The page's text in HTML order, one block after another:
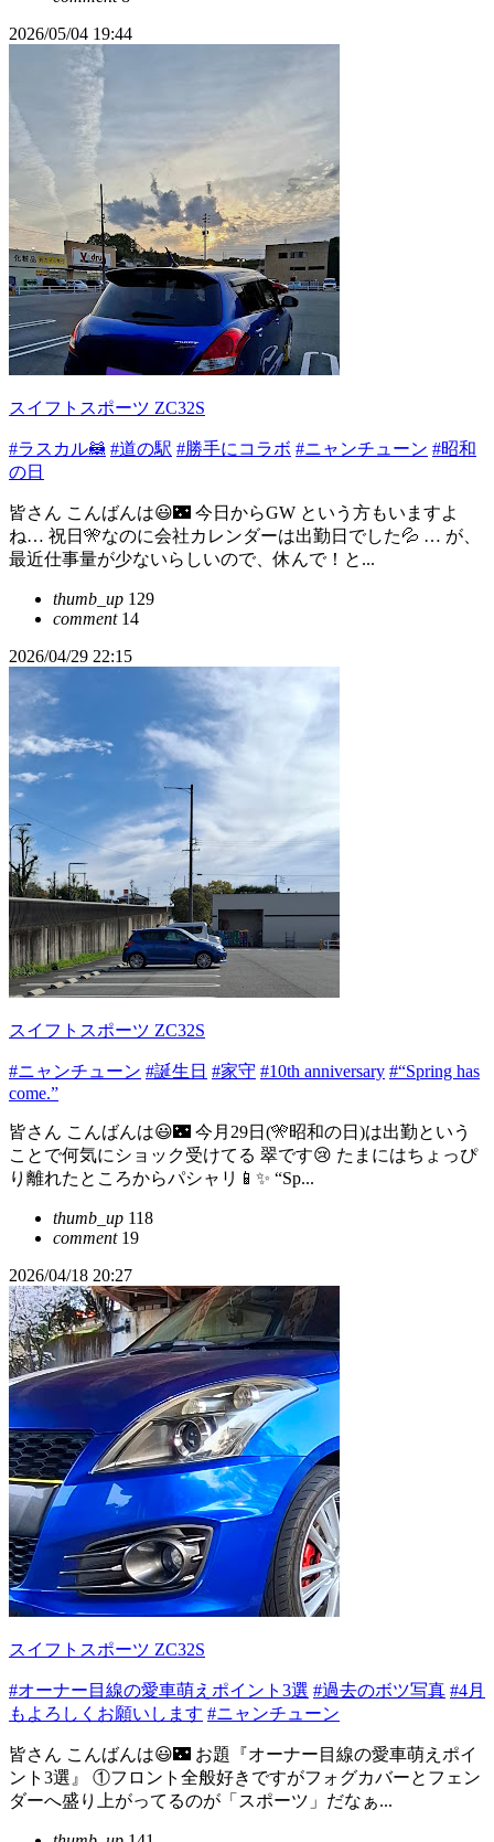
2026/05/04 19:44
スイフトスポーツ ZC32S
#ラスカル🦝 #道の駅 #勝手にコラボ #ニャンチューン #昭和
の日
皆さん こんばんは😃🌃 今日からGW という方もいますよ
ね… 祝日🎌なのに会社カレンダーは出勤日でした💦 … が、
最近仕事量が少ないらしいので、休んで！と...
thumb_up 129
comment14
2026/04/29 22:15
スイフトスポーツ ZC32S
#ニャンチューン #誕生日 #家守 #10th anniversary #“Spring has
come.”
皆さん こんばんは😃🌃 今月29日(🎌昭和の日)は出勤という
ことで何気にショック受けてる 翠です😢 たまにはちょっぴ
り離れたところからパシャリ📱✨ “Sp...
thumb_up 118
comment19
2026/04/18 20:27
スイフトスポーツ ZC32S
#オーナー目線の愛車萌えポイント3選 #過去のボツ写真 #4月
もよろしくお願いします #ニャンチューン
皆さん こんばんは😃🌃 お題『オーナー目線の愛車萌えポイ
ント3選』 ①フロント全般好きですがフォグカバーとフェン
ダーへ盛り上がってるのが「スポーツ」だなぁ...